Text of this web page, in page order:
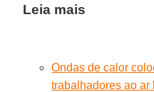
Leia mais
Ondas de calor
trabalhadores ao ar